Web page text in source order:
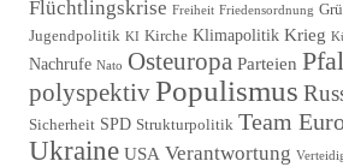
Flüchtlingskrise Freiheit Friedensordnung
Jugendpolitik KI Kirche Klimapolitik Krieg
Nachrufe Nato Osteuropa Parteien
polyspektivPopulismus
Sicherheit SPD Strukturpolitik Team
Ukraine USA Verantwortung